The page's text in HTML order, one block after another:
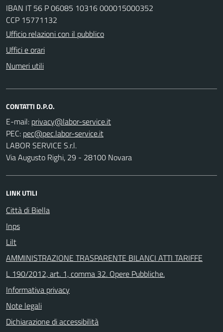
IBAN IT 56 P 06085 10316 000015000352
CCP 15771132
Ufficio relazioni con il pubblico
Uffici e orari
Numeri utili
CONTATTI D.P.O.
E-mail:
PEC:
LABOR SERVICE S.r.l.
Via Augusto Righi, 29 - 28100 Novara
LINK UTILI
Città di Biella
Inps
Lilt
AMMINISTRAZIONE TRASPARENTE BILANCI ATTI TARIFFE
L 190/2012, art. 1, comma 32. Opere Pubbliche.
Informativa privacy
Note legali
Dichiarazione di accessibilità